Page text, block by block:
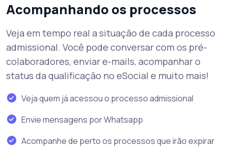
Acompanhando os processos
Veja em tempo real a situação de cada processo
admissional. Você pode conversar com os pré-
colaboradores, enviar e-mails, acompanhar o
status da qualificação no eSocial e muito mais!
Veja quem já acessou o processo admissional
Envie mensagens por Whatsapp
Acompanhe de perto os processos que irão expirar